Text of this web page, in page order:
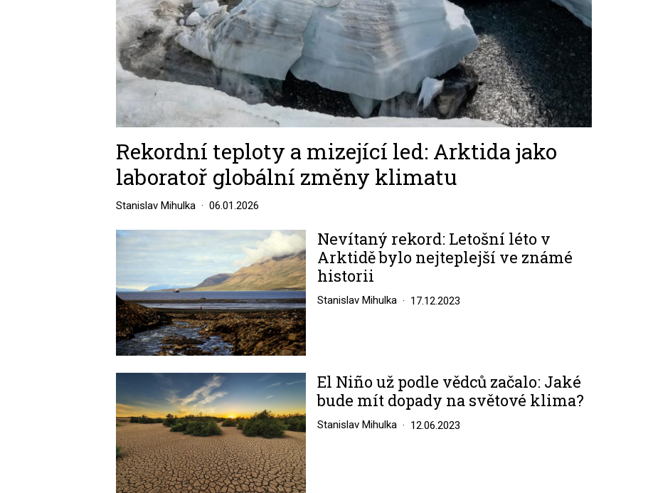
Rekordní teploty a mizející led: Arktida jako
laboratoř globální změny klimatu
Stanislav Mihulka 06.01.2026
Image
Nevítaný rekord: Letošní léto v
Arktidě bylo nejteplejší ve známé
historii
Stanislav Mihulka 17.12.2023
El Niño už podle vědců začalo: Jaké
bude mít dopady na světové klima?
Stanislav Mihulka 12.06.2023